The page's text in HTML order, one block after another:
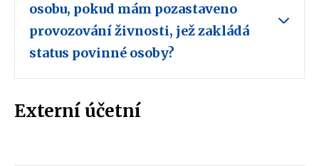
osobu, pokud mám pozastaveno
provozování živnosti, jež zakládá
status povinné osoby?
Externí účetní